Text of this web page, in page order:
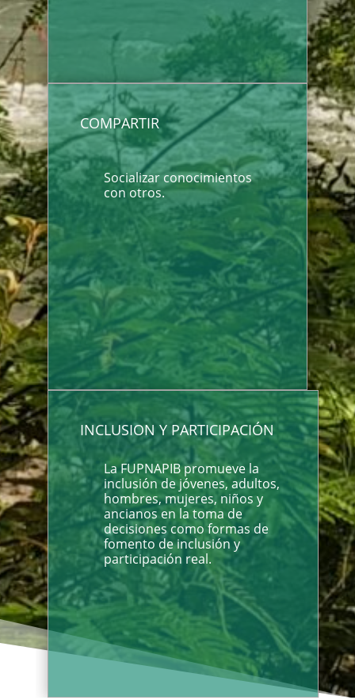
COMPARTIR
Socializar conocimientos
con otros.
INCLUSION Y PARTICIPACIÓN
La FUPNAPIB promueve la
inclusión de jóvenes, adultos,
hombres, mujeres, niños y
ancianos en la toma de
decisiones como formas de
fomento de inclusión y
participación real.